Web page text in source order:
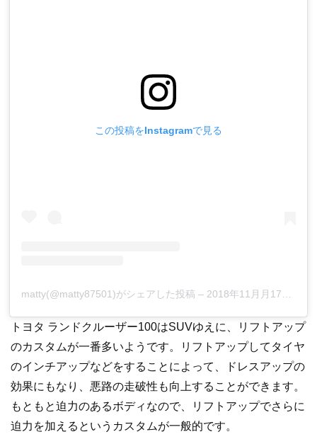
この投稿をInstagramで見る
matty(@matty87501)がシェアした投稿 – 2018年11月月17日午前7時47分PST
トヨタ ランドクルーザー100はSUVゆえに、リフトアップ
のカスタムが一番多いようです。リフトアップしてタイヤ
のインチアップなどをすることによって、ドレスアップの
効果にもなり、悪路の走破性も向上することができます。
もともと迫力のあるボディなので、リフトアップでさらに
迫力を加えるというカスタムが一般的です。